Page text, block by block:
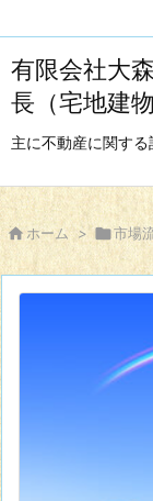
有限会社大
長（宅地建
主に不動産に関する
 ホーム > 市場